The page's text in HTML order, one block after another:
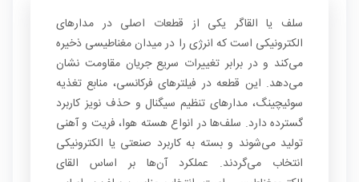
سلف یا القاگر یکی از قطعات اصلی در مدارهای
الکترونیکی است که انرژی را در میدان مغناطیسی ذخیره
می‌کند و در برابر تغییرات سریع جریان مقاومت نشان
می‌دهد. این قطعه در فیلترهای فرکانسی، منابع تغذیه
سوئیچینگ، مدارهای تنظیم سیگنال و حذف نویز کاربرد
گسترده دارد. سلف‌ها در انواع هسته هوا، فریت و آهنی
تولید می‌شوند و بسته به کاربرد صنعتی یا الکترونیکی
انتخاب می‌گردند. عملکرد آن‌ها بر اساس القای